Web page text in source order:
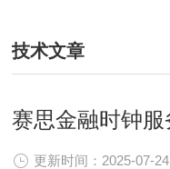
技术文章
/ TECHNICAL ARTICLES
赛思金融时钟
更新时间：2025-07-